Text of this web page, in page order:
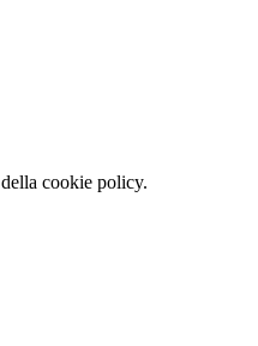
cookie policy.